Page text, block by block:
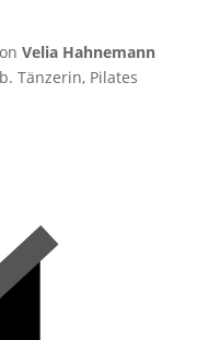
Velia Hahnemann
Tänzerin, Pilates